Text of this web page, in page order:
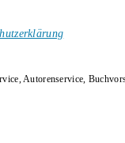
Autorenservice,